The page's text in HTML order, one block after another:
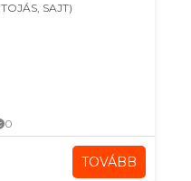
SAJT)
0
TOVÁBB